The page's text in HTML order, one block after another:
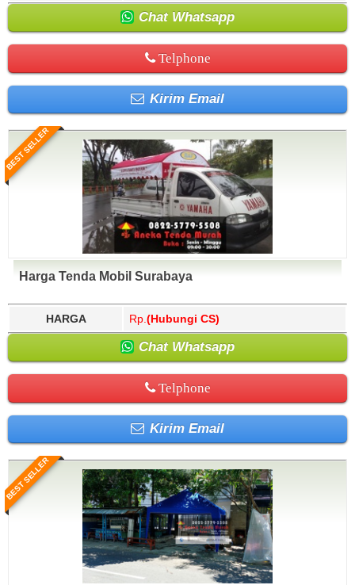
Chat Whatsapp
Telphone
Kirim Email
BEST SELLER
Harga Tenda Mobil Surabaya
HARGA Rp. (Hubungi CS)
Chat Whatsapp
Telphone
Kirim Email
BEST SELLER